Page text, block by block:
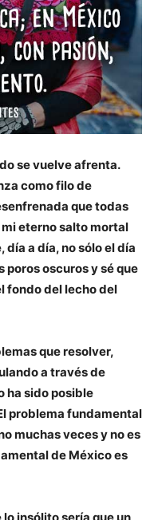
se vuelve afrenta.
como filo de
que todas
eterno salto mortal
día a día, no sólo el día
poros oscuros y sé que
fondo del lecho del
que resolver,
a través de
ha sido posible
problema fundamental
muchas veces y no es
de México es